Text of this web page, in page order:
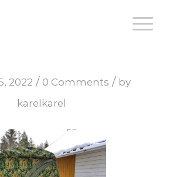
2022 / 0 Comments / by
karelkarel